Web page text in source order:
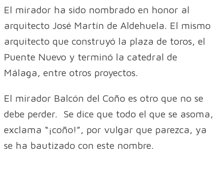
El mirador ha sido nombrado en honor al
arquitecto José Martín de Aldehuela. El mismo
arquitecto que construyó la plaza de toros, el
Puente Nuevo y terminó la catedral de
Málaga, entre otros proyectos.
El mirador Balcón del Coño es otro que no se
debe perder. Se dice que todo el que se asoma,
exclama “¡coño!”, por vulgar que parezca, ya
se ha bautizado con este nombre.